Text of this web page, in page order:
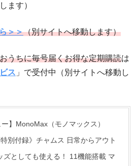
ます）
＞＞（別サイトへ移動します）
おうちに毎号届くお得な定期購読は
ス 」で受付中（別サイトへ移動し
ー】MonoMax（モノマックス）
別付録》チャムス 日常からアウト
ズとしても使える！ 11機能搭載 マ